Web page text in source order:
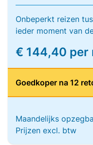
Onbeperkt reizen
ieder moment van
€ 144,40 per
Goedkoper na 12
Maandelijks
Prijzen excl. btw